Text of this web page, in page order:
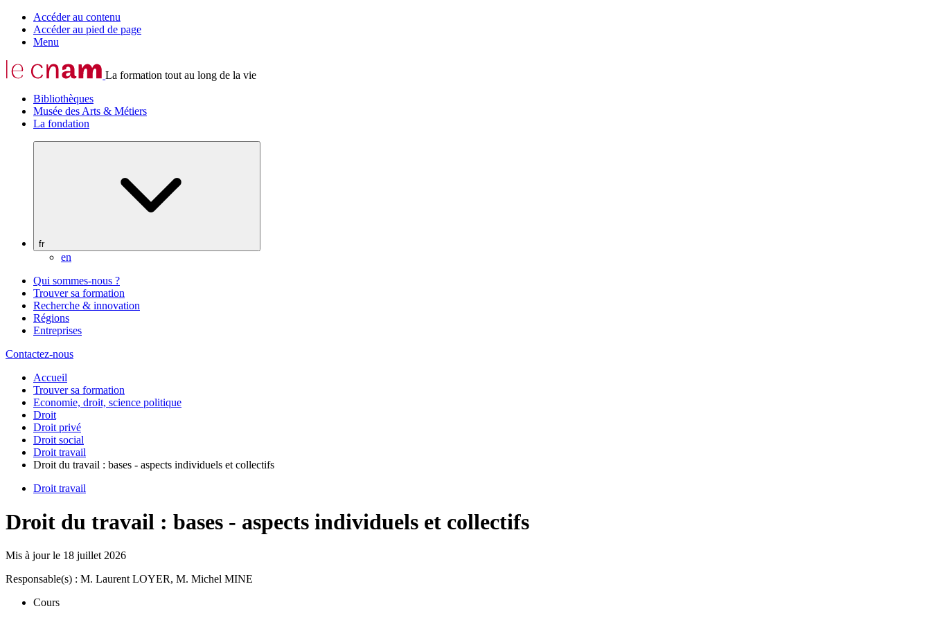
Accéder au contenu
Accéder au pied de page
Menu
La formation tout au long de la vie
Bibliothèques
Musée des Arts & Métiers
La fondation
fr
en
Qui sommes-nous ?
Trouver sa formation
Recherche & innovation
Régions
Entreprises
Contactez-nous
Accueil
Trouver sa formation
Economie, droit, science politique
Droit
Droit privé
Droit social
Droit travail
Droit du travail : bases - aspects individuels et collectifs
Droit travail
Droit du travail : bases - aspects individuels et collectifs
Mis à jour le 18 juillet 2026
Responsable(s) : M. Laurent LOYER, M. Michel MINE
Cours